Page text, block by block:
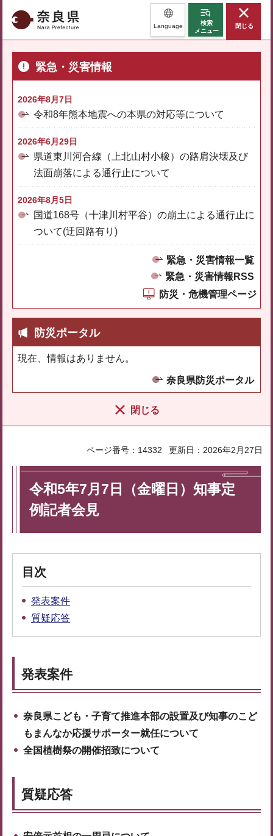
奈良県 Language
検索
メニュー
閉じる
緊急・災害情報
2026年8月7日
令和8年熊本地震への本県の対応等について
2026年6月29日
県道東川河合線（上北山村小橡）の路肩決壊及び
法面崩落による通行止について
2026年8月5日
国道168号（十津川村平谷）の崩土による通行止に
ついて(迂回路有り)
緊急・災害情報一覧
緊急・災害情報RSS
防災・危機管理ページ
防災ポータル
現在、情報はありません。
奈良県防災ポータル
閉じる
ページ番号：14332 更新日：2026年2月27日
令和5年7月7日（金曜日）知事定
例記者会見
目次
発表案件
質疑応答
発表案件
奈良県こども・子育て推進本部の設置及び知事のこど
もまんなか応援サポーター就任について
全国植樹祭の開催招致について
質疑応答